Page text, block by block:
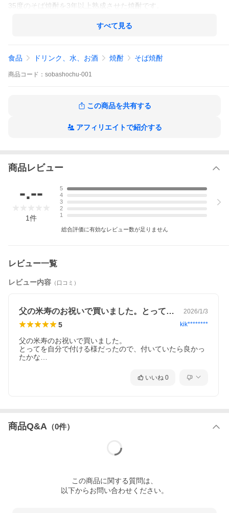
35度のそば焼酎を3年以上熟成させた焼酎です。
すべて見る
食品 ドリンク、水、お酒 焼酎 そば焼酎
商品 コード： sobashochu-001
この商品を共有する
アフィリエイトで紹介する
商品レビュー
-.--
1件
5
4
3
2
1
総合評価に有効なレビュー数が足りません
レビュー一覧
レビュー内容 （口コミ）
父の米寿のお祝いで買いました。とってを… 2026/1/3
5 kik********
父の米寿のお祝いで買いました。
とってを自分で付ける様だったので、付いていたら良かっ
たかな…
いいね 0
商品Q&A （0件）
この商品に関する質問は、
以下からお問い合わせください。